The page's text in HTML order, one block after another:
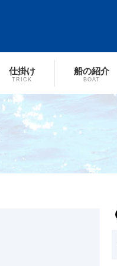
仕掛け
TRICK
船の紹介
BOAT